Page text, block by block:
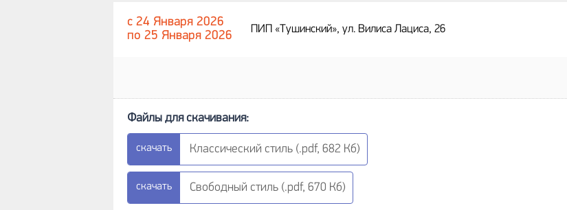
c 24 Января 2026
по 25 Января 2026
ПИП «Тушинский», ул. Вилиса Лациса, 26
Классический стиль (.pdf, 682 Кб)
Свободный стиль (.pdf, 670 Кб)